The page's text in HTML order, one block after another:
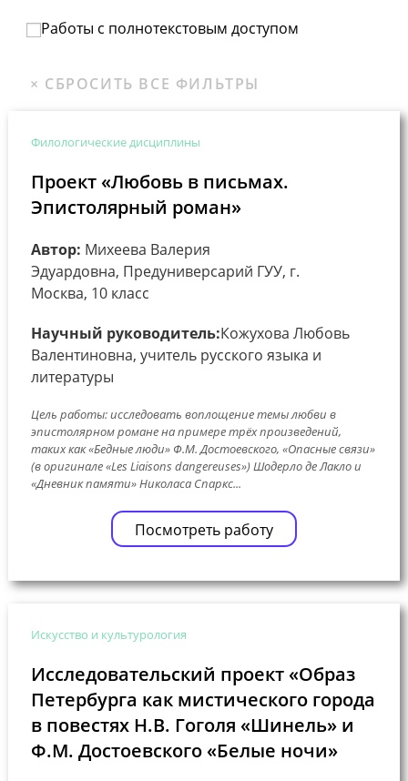
Работы с полнотекстовым доступом
Филологические дисциплины
Проект «Любовь в письмах.
Эпистолярный роман»
Автор: Михеева Валерия
Эдуардовна, Предуниверсарий ГУУ, г.
Москва, 10 класс
Научный руководитель:Кожухова Любовь
Валентиновна, учитель русского языка и
литературы
Цель работы: исследовать воплощение темы любви в
эпистолярном романе на примере трёх произведений,
таких как «Бедные люди» Ф.М. Достоевского, «Опасные связи»
(в оригинале «Les Liaisons dangereuses») Шодерло де Лакло и
«Дневник памяти» Николаса Спаркс...
Посмотреть работу
Искусство и культурология
Исследовательский проект «Образ
Петербурга как мистического города
в повестях Н.В. Гоголя «Шинель» и
Ф.М. Достоевского «Белые ночи»